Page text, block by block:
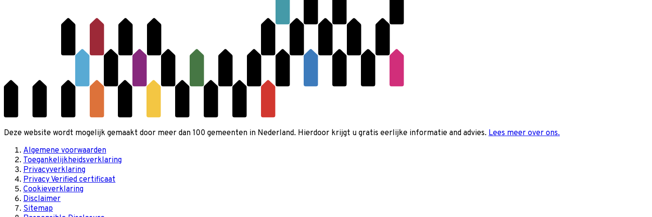
Deze website wordt mogelijk gemaakt door meer dan 100 gemeenten in Nederland. Hierdoor krijgt u gratis eerlijke informatie and advies. Lees meer over ons.
Algemene voorwaarden
Toegankelijkheidsverklaring
Privacyverklaring
Privacy Verified certificaat
Cookieverklaring
Disclaimer
Sitemap